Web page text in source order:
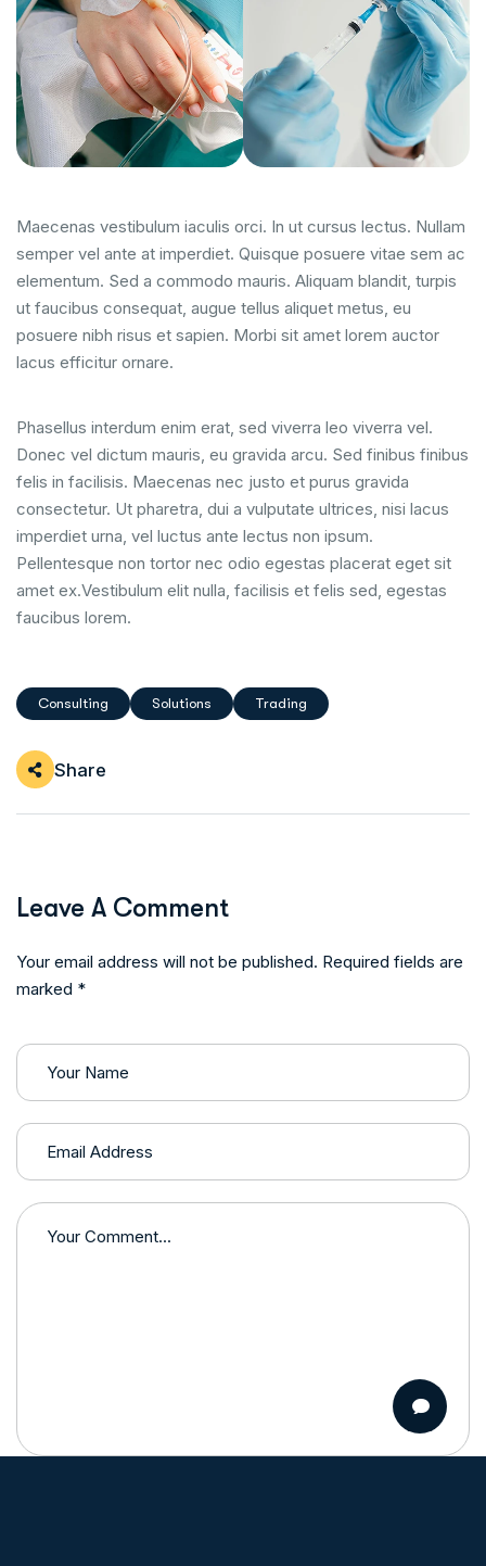
Maecenas vestibulum iaculis orci. In ut cursus lectus. Nullam
semper vel ante at imperdiet. Quisque posuere vitae sem ac
elementum. Sed a commodo mauris. Aliquam blandit, turpis
ut faucibus consequat, augue tellus aliquet metus, eu
posuere nibh risus et sapien. Morbi sit amet lorem auctor
lacus efficitur ornare.
Phasellus interdum enim erat, sed viverra leo viverra vel.
Donec vel dictum mauris, eu gravida arcu. Sed finibus finibus
felis in facilisis. Maecenas nec justo et purus gravida
consectetur. Ut pharetra, dui a vulputate ultrices, nisi lacus
imperdiet urna, vel luctus ante lectus non ipsum.
Pellentesque non tortor nec odio egestas placerat eget sit
amet ex.Vestibulum elit nulla, facilisis et felis sed, egestas
faucibus lorem.
Consulting Solutions Trading
Share
Leave A Comment
Your email address will not be published. Required fields are
marked *